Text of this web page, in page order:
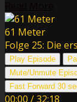
61 Meter
Folge 25: Die
Play Episode
Mute/Unmute
Fast Forward 30
00:00 /32:18